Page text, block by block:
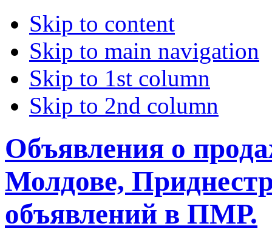
Skip to content
Skip to main navigation
Skip to 1st column
Skip to 2nd column
Объявления о
Молдове,
объявлений в ПМР.